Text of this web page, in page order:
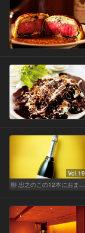
Vol.19
柳 忠之のこの12本におまかせ